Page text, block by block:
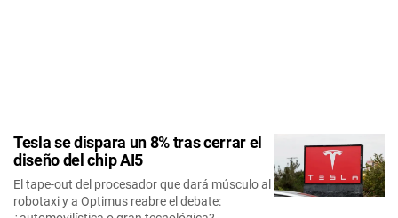
Tesla se dispara un 8% tras cerrar el
diseño del chip AI5
El tape-out del procesador que dará músculo al
robotaxi y a Optimus reabre el debate: